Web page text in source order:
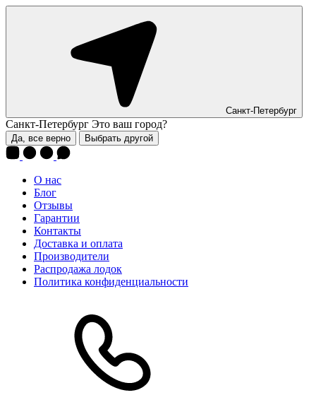
Санкт-Петербург
Санкт-Петербург Это ваш город?
Да, все верно Выбрать другой
О нас
Блог
Отзывы
Гарантии
Контакты
Доставка и оплата
Производители
Распродажа лодок
Политика конфиденциальности